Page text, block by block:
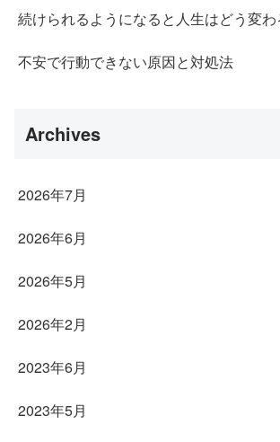
続けられるようになると人生はどう変
不安で行動できない原因と対処法
Archives
2026年7月
2026年6月
2026年5月
2026年2月
2023年6月
2023年5月